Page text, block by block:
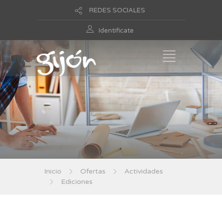
REDES SOCIALES
Identificate
Inicio Ofertas
Actividades
Ediciones